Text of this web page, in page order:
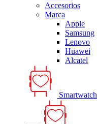
Accesorios
Marca
Apple
Samsung
Lenovo
Huawei
Alcatel
Smartwatch